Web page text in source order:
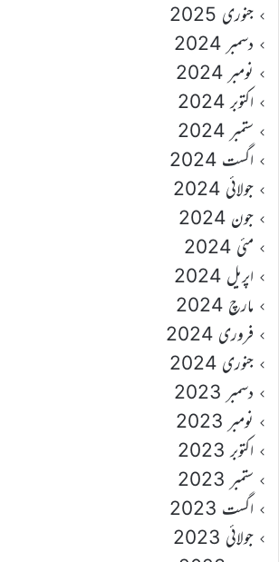
جنوری 2025
دسمبر 2024
نومبر 2024
اکتوبر 2024
ستمبر 2024
اگست 2024
جولائی 2024
جون 2024
مئی 2024
اپریل 2024
مارچ 2024
فروری 2024
جنوری 2024
دسمبر 2023
نومبر 2023
اکتوبر 2023
ستمبر 2023
اگست 2023
جولائی 2023